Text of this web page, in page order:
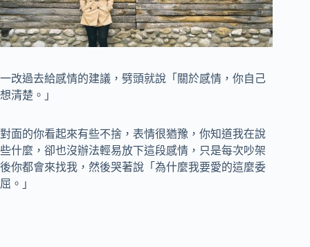
一改過去給感情的建議，劈頭就說「關於感情，你自己
想清楚。」
對面的你看起來有些不捨，表情很猶豫，你知道我在說
些什麼，卻也沒辦法輕易放下這段感情，只是每次吵架
後你都會來找我，然後哭著說「為什麼我要愛的這麼委
屈。」